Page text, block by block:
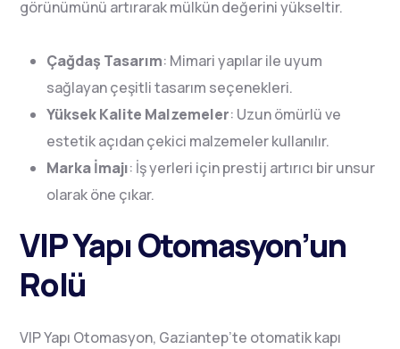
görünümünü artırarak mülkün değerini yükseltir.
Çağdaş Tasarım: Mimari yapılar ile uyum
sağlayan çeşitli tasarım seçenekleri.
Yüksek Kalite Malzemeler: Uzun ömürlü ve
estetik açıdan çekici malzemeler kullanılır.
Marka İmajı: İş yerleri için prestij artırıcı bir unsur
olarak öne çıkar.
VIP Yapı Otomasyon’un
Rolü
VIP Yapı Otomasyon, Gaziantep’te otomatik kapı